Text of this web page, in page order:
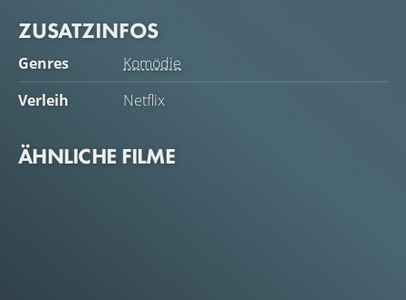
ZUSATZINFOS
Genres
Komödie
Verleih
Netflix
ÄHNLICHE FILME